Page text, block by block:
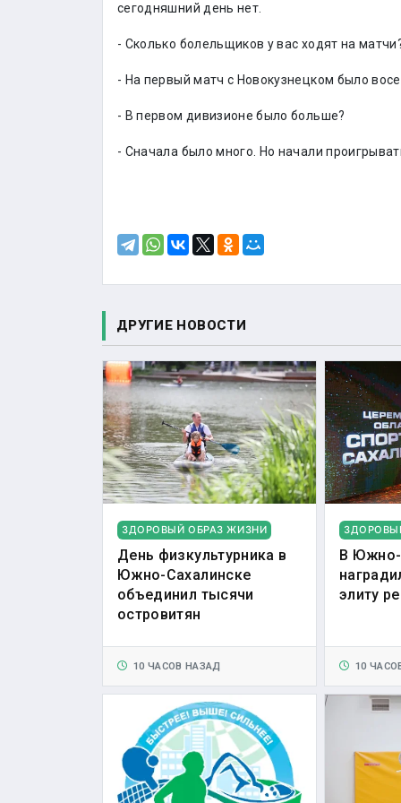
сегодняшний день нет.
- Сколько болельщиков у вас ходят на
- На первый матч с Новокузнецком было
- В первом дивизионе было больше?
- Сначала было много. Но начали
ДРУГИЕ НОВОСТИ
ЗДОРОВЫЙ ОБРАЗ ЖИЗНИ
День физкультурника в
Южно-Сахалинске
объединил тысячи
островитян
10 ЧАСОВ НАЗАД
В Южно-
элиту
10